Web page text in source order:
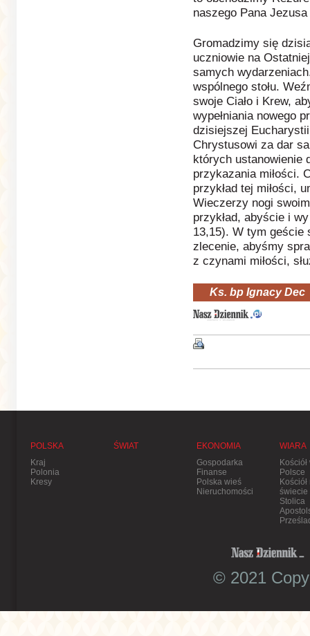
naszego Pana
Gromadzimy się
uczniowie na
samych
wspólnego stołu.
swoje Ciało i Krew,
wypełniania nowego
dzisiejszej
Chrystusowi za dar
których ustanowienie
przykazania miłości.
przykład tej miłości,
Wieczerzy nogi
przykład, abyście i
13,15). W tym geście
zlecenie, abyśmy
z czynami miłości,
Ks. bp Ignacy Dec
POLSKA
Kraj
Polonia
Kresy
ŚWIAT
EKONOMIA
Gospodarka
Finanse
Polska wieś
Nieruchomości
WIARA
Kościół
Polsce
Kościół
świecie
Stolica
© 2021